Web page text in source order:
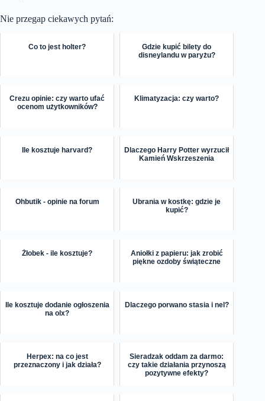
Nie przegap ciekawych pytań:
Co to jest holter?
Gdzie kupić bilety do
disneylandu w paryżu?
Crezu opinie: czy warto ufać
ocenom użytkowników?
Klimatyzacja: czy warto?
Ile kosztuje harvard?
Dlaczego Harry Potter wyrzucił
Kamień Wskrzeszenia
Ohbutik - opinie na forum
Ubrania w kostkę: gdzie je
kupić?
Żłobek - ile kosztuje?
Aniołki z papieru: jak zrobić
piękne ozdoby świąteczne
Ile kosztuje dodanie ogłoszenia
na olx?
Dlaczego porwano stasia i nel?
Herpex: na co jest
przeznaczony i jak działa?
Sieradzak oddam za darmo:
czy takie działania przynoszą
pozytywne efekty?